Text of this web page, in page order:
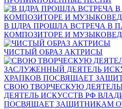
В ЦДРА ПРОШЛА ВСТРЕЧА В
КОМПОЗИТОРЕ И
ЧИСТЫЙ ОБРАЗ АКТРИСЫ
СВОЮ ТВОРЧЕСКУЮ
ДЕЯТЕЛЬ ИСКУССТВ РФ
ПОСВЯЩАЕТ ЗАЩИТНИКАМ